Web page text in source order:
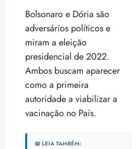
Bolsonaro e Dória são
adversários políticos e
miram a eleição
presidencial de 2022.
Ambos buscam aparecer
como a primeira
autoridade a viabilizar a
vacinação no País.
📖 LEIA TAMBÉM: